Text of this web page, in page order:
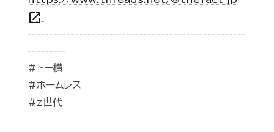
open_in_new
---------------------------------------------------
---------
#トー横
#ホームレス
#z世代